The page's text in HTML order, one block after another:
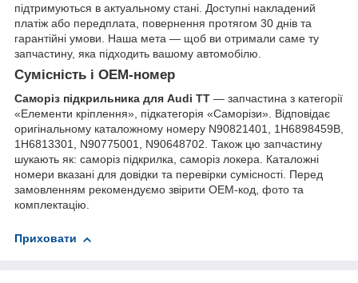
підтримуються в актуальному стані. Доступні накладений
платіж або передплата, повернення протягом 30 днів та
гарантійні умови. Наша мета — щоб ви отримали саме ту
запчастину, яка підходить вашому автомобілю.
Сумісність і OEM-номер
Саморіз підкрильника для Audi TT — запчастина з категорії
«Елементи кріплення», підкатегорія «Саморізи». Відповідає
оригінальному каталожному номеру N90821401, 1H6898459B,
1H6813301, N90775001, N90648702. Також цю запчастину
шукають як: саморіз підкрилка, саморіз локера. Каталожні
номери вказані для довідки та перевірки сумісності. Перед
замовленням рекомендуємо звірити OEM-код, фото та
комплектацію.
Приховати